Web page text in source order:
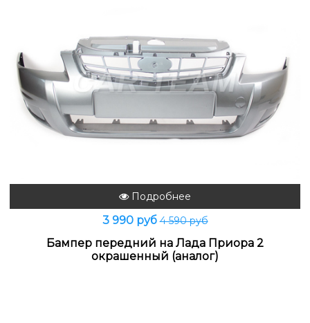
Подробнее
3 990 руб4 590 руб
Бампер передний на Лада Приора 2
окрашенный (аналог)